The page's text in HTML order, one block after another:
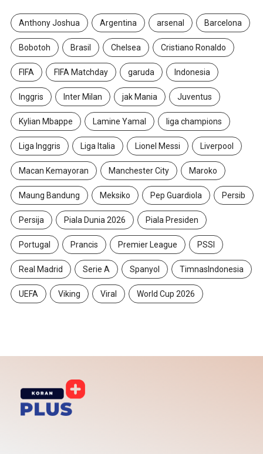
Anthony Joshua Argentina arsenal Barcelona
Bobotoh Brasil Chelsea Cristiano Ronaldo
FIFA FIFA Matchday garuda Indonesia
Inggris Inter Milan jak Mania Juventus
Kylian Mbappe Lamine Yamal liga champions
Liga Inggris Liga Italia Lionel Messi Liverpool
Macan Kemayoran Manchester City Maroko
Maung Bandung Meksiko Pep Guardiola Persib
Persija Piala Dunia 2026 Piala Presiden
Portugal Prancis Premier League PSSI
Real Madrid Serie A Spanyol TimnasIndonesia
UEFA Viking Viral World Cup 2026